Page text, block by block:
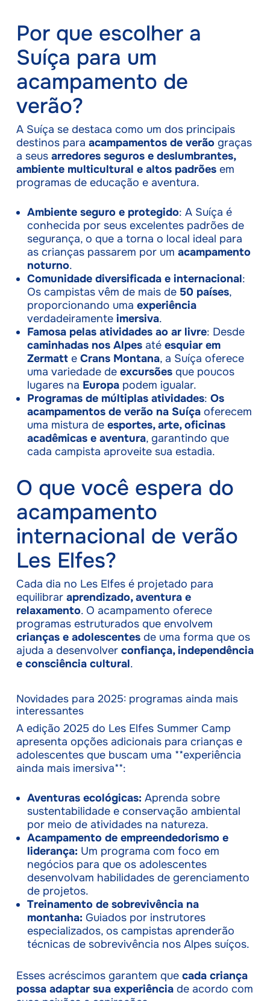
Por que escolher a
Suíça para um
acampamento de
verão?
A Suíça se destaca como um dos principais
destinos para acampamentos de verãograças
a seus arredores seguros e deslumbrantes,
ambiente multicultural e altos padrõesem
programas de educação e aventura.
Ambiente seguro e protegido: A Suíça é
conhecida por seus excelentes padrões de
segurança, o que a torna o local ideal para
as crianças passarem por um acampamento
noturno.
Comunidade diversificada e internacional:
Os campistas vêm de mais de 50 países,
proporcionando uma experiência
verdadeiramente imersiva.
Famosa pelas atividades ao ar livre: Desde
caminhadas nos Alpesaté esquiar em
Zermatte Crans Montana, a Suíça oferece
uma variedade de excursõesque poucos
lugares na Europapodem igualar.
Programas de múltiplas atividades: Os
acampamentos de verão na Suíçaoferecem
uma mistura de esportes, arte, oficinas
acadêmicas e aventura, garantindo que
cada campista aproveite sua estadia.
O que você espera do
acampamento
internacional de verão
Les Elfes?
Cada dia no Les Elfes é projetado para
equilibrar aprendizado, aventura e
relaxamento. O acampamento oferece
programas estruturados que envolvem
crianças e adolescentesde uma forma que os
ajuda a desenvolver confiança, independência
e consciência cultural.
Novidades para 2025: programas ainda mais
interessantes
A edição 2025 do Les Elfes Summer Camp
apresenta opções adicionais para crianças e
adolescentes que buscam uma **experiência
ainda mais imersiva**:
Aventuras ecológicas: Aprenda sobre
sustentabilidade e conservação ambiental
por meio de atividades na natureza.
Acampamento de empreendedorismo e
liderança: Um programa com foco em
negócios para que os adolescentes
desenvolvam habilidades de gerenciamento
de projetos.
Treinamento de sobrevivência na
montanha: Guiados por instrutores
especializados, os campistas aprenderão
técnicas de sobrevivência nos Alpes suíços.
Esses acréscimos garantem que cada criança
possa adaptar sua experiênciade acordo com